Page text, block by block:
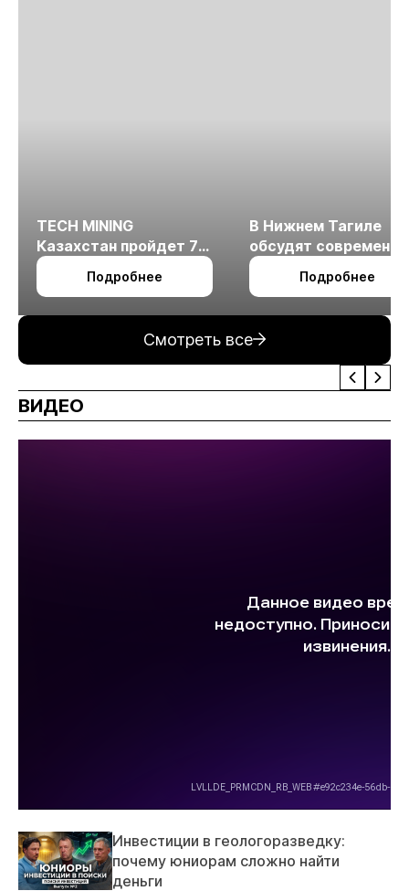
TECH MINING
Казахстан пройдет 7
октября в Алматы
Подробнее
В Нижнем Тагиле
обсудят
технологии
измельчения
Подробнее
Смотреть все
ВИДЕО
Инвестиции в геологоразведку:
почему юниорам сложно найти
деньги